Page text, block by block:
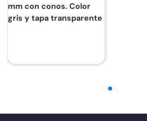
mm con conos. Color
gris y tapa transparente